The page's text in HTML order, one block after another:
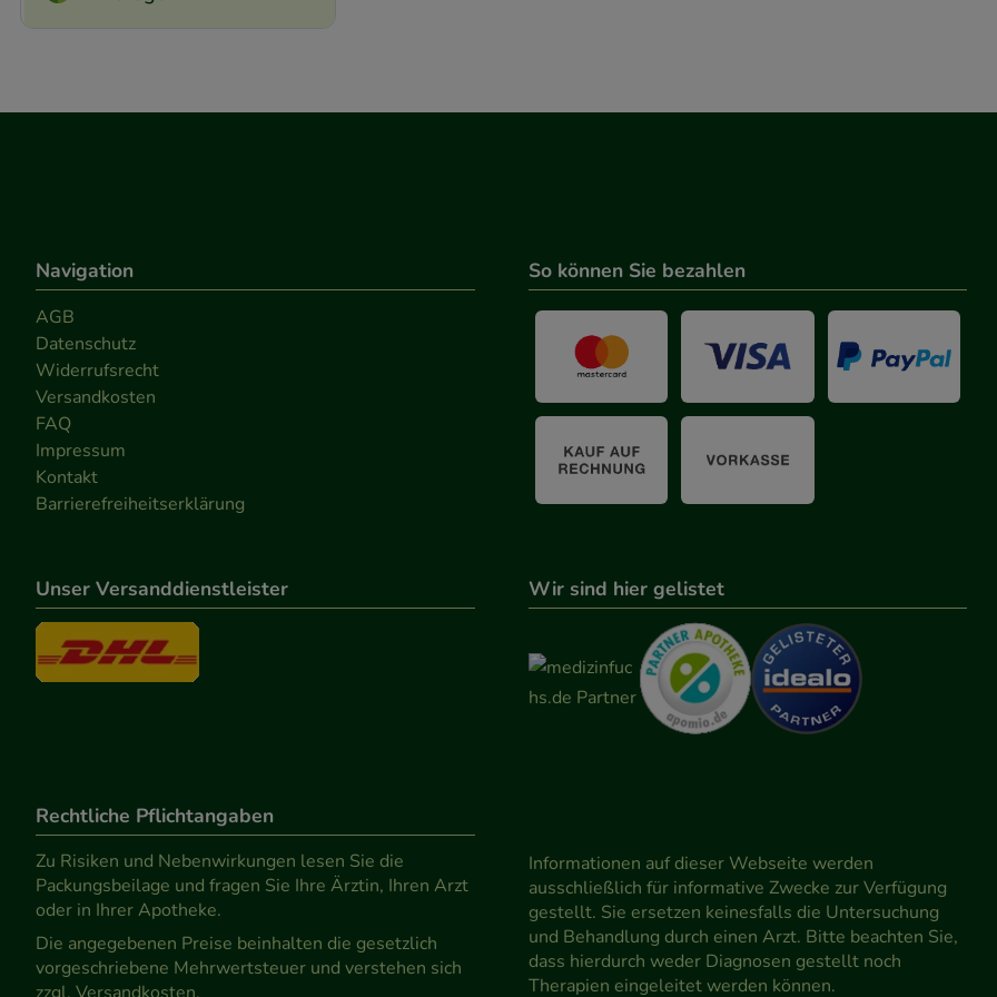
Navigation
AGB
Datenschutz
Widerrufsrecht
Versandkosten
FAQ
Impressum
Kontakt
Barrierefreiheitserklärung
So können Sie bezahlen
Unser Versanddienstleister Wir sind hier gelistet
Rechtliche Pflichtangaben
Zu Risiken und Nebenwirkungen lesen Sie die
Packungsbeilage und fragen Sie Ihre Ärztin, Ihren Arzt
oder in Ihrer Apotheke.
Die angegebenen Preise beinhalten die gesetzlich
vorgeschriebene Mehrwertsteuer und verstehen sich
Informationen auf dieser Webseite werden
ausschließlich für informative Zwecke zur Verfügung
gestellt. Sie ersetzen keinesfalls die Untersuchung
und Behandlung durch einen Arzt. Bitte beachten Sie,
dass hierdurch weder Diagnosen gestellt noch
Therapien eingeleitet werden können.